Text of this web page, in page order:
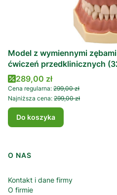
Model z wymiennymi
ćwiczeń przedklinicznych
Cena promocyjna
289,00 zł
Cena regularna: 299,00 zł
Najniższa cena: 299,00 zł
Do koszyka
Linki w stopce
O NAS
Kontakt i dane firmy
O firmie